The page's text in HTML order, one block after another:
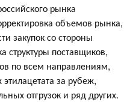
рынка
объемов рынка,
закупок со стороны
структуры поставщиков,
по всем направлениям,
за рубеж,
отгрузок и ряд других.